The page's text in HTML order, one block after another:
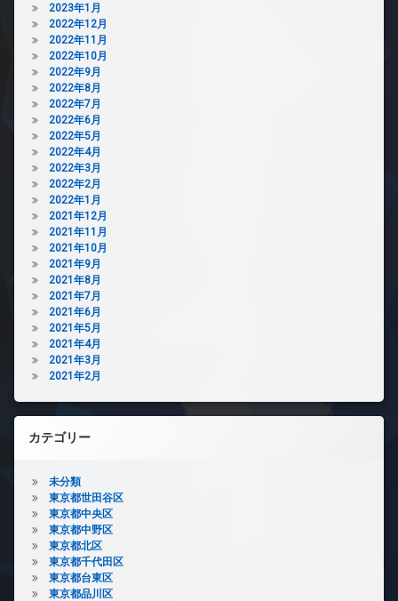
2023年1月
2022年12月
2022年11月
2022年10月
2022年9月
2022年8月
2022年7月
2022年6月
2022年5月
2022年4月
2022年3月
2022年2月
2022年1月
2021年12月
2021年11月
2021年10月
2021年9月
2021年8月
2021年7月
2021年6月
2021年5月
2021年4月
2021年3月
2021年2月
カテゴリー
未分類
東京都世田谷区
東京都中央区
東京都中野区
東京都北区
東京都千代田区
東京都台東区
東京都品川区